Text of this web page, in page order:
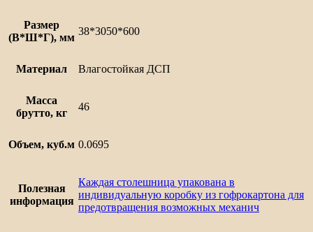
Размер
(В*Ш*Г), мм
38*3050*600
Материал Влагостойкая ДСП
Масса
брутто, кг
46
Объем, куб.м 0.0695
Полезная
информация
Каждая столешница упакована в
индивидуальную коробку из гофрокартона для
предотвращения возможных механич